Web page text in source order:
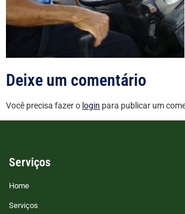
Deixe um comentário
Você precisa fazer o login para publicar um
Serviços
Home
Serviços